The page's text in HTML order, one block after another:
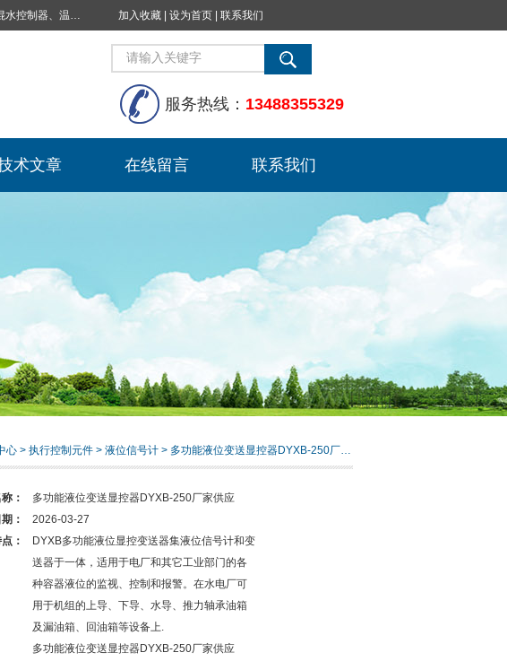
统、电容式液位开关、压力表、测温制动柜、蝴蝶阀球阀控制柜 | 加入收藏 设为首页 联系我们
服务热线： 13488355329
术文章 在线留言 联系我们
心 > 执行控制元件 > 液位信号计 > 多功能液位变送显控器DYXB-250厂家供应
：
多功能液位变送显控器DYXB-250厂家供应
：
2026-03-27
：
DYXB多功能液位显控变送器集液位信号计和变
送器于一体，适用于电厂和其它工业部门的各
种容器液位的监视、控制和报警。在水电厂可
用于机组的上导、下导、水导、推力轴承油箱
及漏油箱、回油箱等设备上.
多功能液位变送显控器DYXB-250厂家供应